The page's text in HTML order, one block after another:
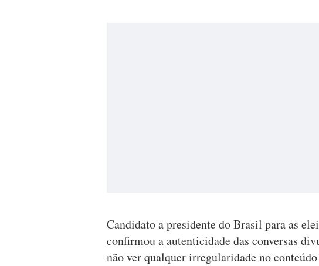
Candidato a presidente do Brasil para as
confirmou a autenticidade das conversas
não ver qualquer irregularidade no